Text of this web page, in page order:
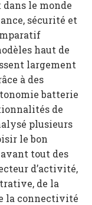
le monde
sécurité et
haut de
largement
à des
batterie
de
plusieurs
le bon
tout des
d’activité,
de la
la connectivité